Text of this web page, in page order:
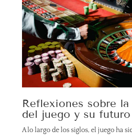
Reflexiones sobre
del juego y su futuro
A lo largo de los siglos, el juego ha